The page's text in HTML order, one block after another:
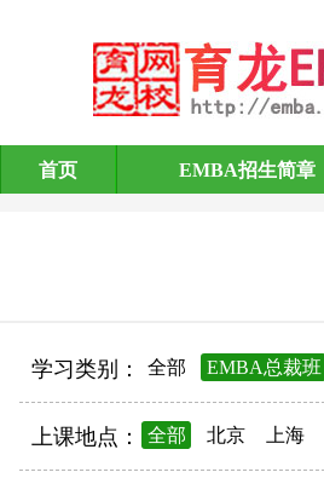
EMBA招生简章
首页 EMBA招生简章
学习类别： 全部 EMBA总裁班
上课地点： 全部 北京 上海